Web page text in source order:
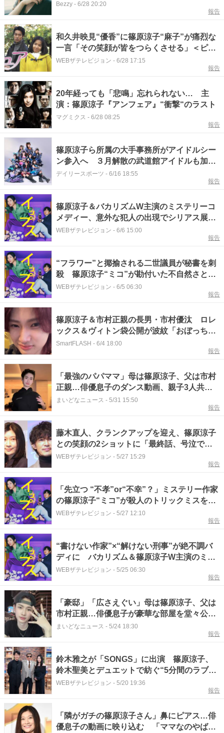
Bezzy - 6/28 20:20
報告
和久井映見“優香”に篠原涼子“麻子”が痛烈な
一言「その笑顔が皆をつらくさせる」＜ピュ
ア＞
WEBザテレビジョン - 6/28 17:15
報告
20年経っても「悲鳴」忘れられない… 主
演：篠原涼子『アンフェア』“衝撃“のラスト
マグミクス - 6/28 08:25
報告
篠原涼子ら所属の大手事務所がアイドルシー
ン参入へ ３月解散の武道館アイドルも加入
の女性９人組がデビュー決定
デイリースポーツ - 6/16 18:55
報告
篠原涼子＆バカリズムW主演のミステリーコ
メディー、意外な犯人の出現でシリアス展開
に＜イップス＞
WEBザテレビジョン - 6/6 15:00
報告
“フラワー”と揶揄される二世議員が秘書を刺
殺 篠原涼子“ミコ”が勘付いた不自然さとは
＜イップス＞
WEBザテレビジョン - 6/5 06:30
報告
篠原涼子＆市村正親の長男・市村優汰 ロレ
ックス＆ヴィトン袋公開が波紋「おぼっちゃ
ま」冷ややかな声
SmartFLASH - 6/4 18:00
報告
「最強のパパママ」母は篠原涼子、父は市村
正親…俳優息子のダンス動画、親子3人共演
回が人気 「みんな美形」「家がすごすぎ
まいどなニュース - 5/31 15:50
報告
藤木直人、クランクアップを迎え、篠原涼子
との笑顔の2ショットに「最終話、号泣でし
た」の声＜パンチドランク・ウーマン＞
WEBザテレビジョン - 5/27 15:29
報告
「先立つ “不孝”or“不幸”？」ミステリー作家
の篠原涼子“ミコ”が殺人のトリックミスを察
知＜イップス＞
WEBザテレビジョン - 5/27 12:10
報告
“書けない作家”×“解けない刑事”が絶不調バ
ディに バカリズム＆篠原涼子W主演のミス
テリーコメディー「イップス」
WEBザテレビジョン - 5/25 06:30
報告
「豪邸」「広さえぐい」母は篠原涼子、父は
市村正親…俳優息子が豪華な部屋を堂々公
開 くつろぐ猫の横でダンス
まいどなニュース - 5/24 18:30
報告
鈴木雅之が「SONGS」に出演 篠原涼子、
鈴木聖美とデュエットで紡ぐ“5分間のラブス
トーリー”
WEBザテレビジョン - 5/20 19:36
報告
「隣がガチの篠原涼子さん」鼻にピアス…俳
優息子の動画に映り込む 「ママなのやば